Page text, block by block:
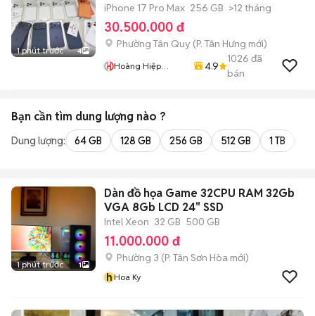
1 phút trước 4
iPhone 17 Pro Max 256 GB >12 tháng
30.500.000 đ
Phường Tân Quy (P. Tân Hưng mới)
Hoàng Hiệp
4.9
1026 đã
bán
Bạn cần tìm dung lượng nào ?
Dung lượng: 64 GB 128 GB 256 GB 512 GB 1 TB
1 phút trước 1
Dàn đồ họa Game 32CPU RAM 32Gb
VGA 8Gb LCD 24" SSD
Intel Xeon 32 GB 500 GB
11.000.000 đ
Phường 3 (P. Tân Sơn Hòa mới)
hHoa Ky